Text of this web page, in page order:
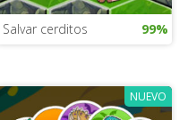
Salvar cerditos 99%
NUEVO